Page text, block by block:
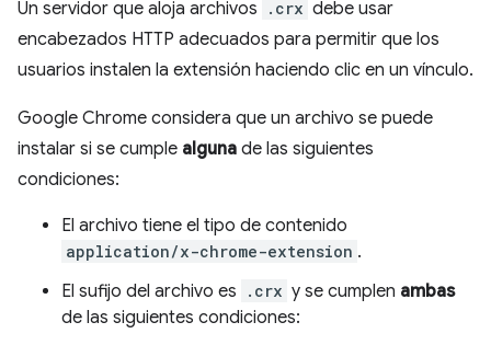
Un servidor que aloja archivos .crx debe usar
encabezados HTTP adecuados para permitir que los
usuarios instalen la extensión haciendo clic en un vínculo.
Google Chrome considera que un archivo se puede
instalar si se cumple alguna de las siguientes
condiciones:
El archivo tiene el tipo de contenido
application/x-chrome-extension .
El sufijo del archivo es
.crx y se cumplen ambas
de las siguientes condiciones: